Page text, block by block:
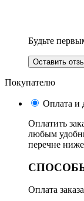
Будьте
Оставить
Покупателю
Оплата и
Оплатить
любым
перечне
Оплата